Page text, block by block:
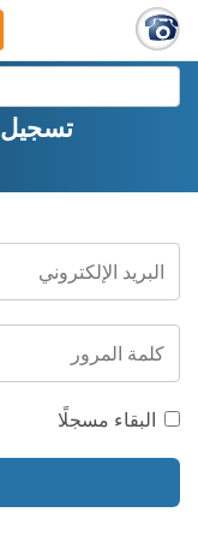
البقاء مسجلًا